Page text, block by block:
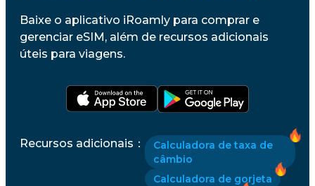
Baixe o aplicativo iRoamly para comprar e
gerenciar eSIM, além de recursos adicionais
úteis para viagens.
Recursos adicionais ：
Calculadora de taxa de
câmbio
Calculadora de gorjeta